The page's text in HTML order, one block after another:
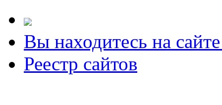
Вы находитесь на
Реестр сайтов